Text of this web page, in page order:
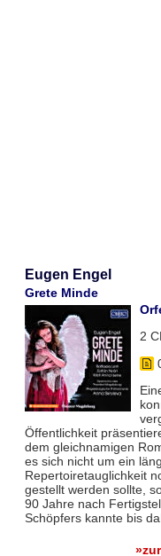
Eugen Engel
Grete Minde
2
Öffentlichkeit
dem gleichnamigen
es sich nicht um ein
Repertoiretauglichkeit
gestellt werden sollte,
90 Jahre nach
Schöpfers kannte bis